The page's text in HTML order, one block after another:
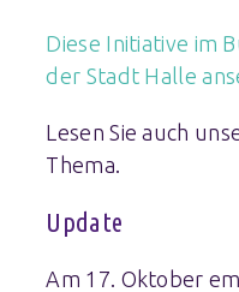
Diese Initiative im
der Stadt Halle
Lesen Sie auch
Thema.
Update
Am 17. Oktober